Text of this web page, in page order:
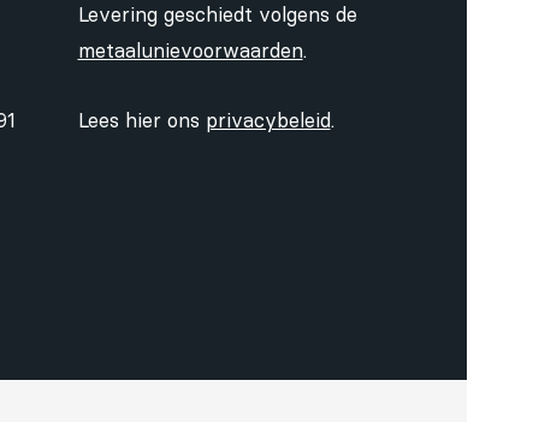
Levering geschiedt volgens de
metaalunievoorwaarden.
Lees hier ons privacybeleid.